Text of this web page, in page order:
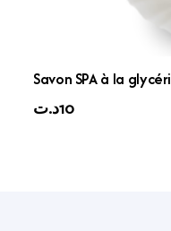
Savon SPA à la
10د.ت